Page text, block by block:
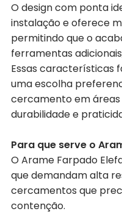
O design com ponta
instalação e oferece
permitindo que o
ferramentas
Essas características
uma escolha
cercamento em áreas
durabilidade e
Para que serve o
O Arame Farpado
que demandam alta
cercamentos que
contenção.